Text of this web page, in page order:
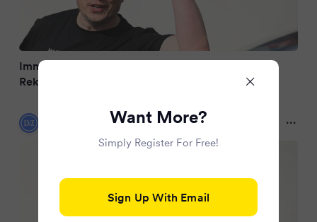
Immer reicher: Elon Musk knackt nächste
Rekordmarke
Leipziger VolkszeitungWant More?
Simply Register For Free!
Sign Up With Email